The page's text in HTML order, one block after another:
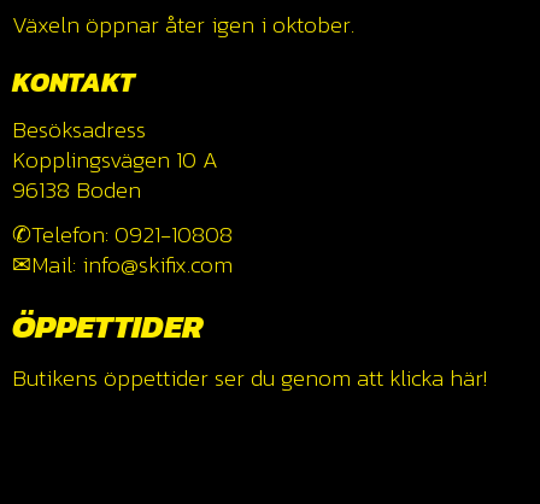
Växeln öppnar åter igen i oktober.
KONTAKT
Besöksadress
Kopplingsvägen 10 A
96138 Boden
✆Telefon: 0921-10808
✉Mail: info@skifix.com
ÖPPETTIDER
Butikens öppettider ser du genom att klicka här!